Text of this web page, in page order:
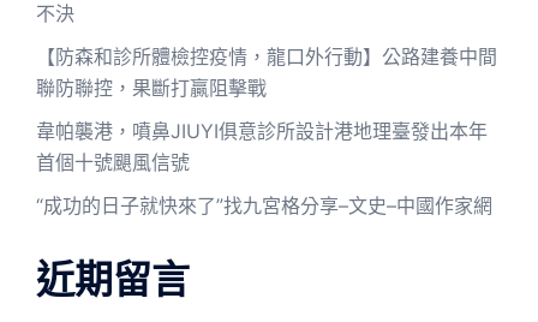
不決
【防森和診所體檢控疫情，龍口外行動】公路建養中間
聯防聯控，果斷打贏阻擊戰
韋帕襲港，噴鼻JIUYI俱意診所設計港地理臺發出本年
首個十號颶風信號
“成功的日子就快來了”找九宮格分享–文史–中國作家網
近期留言